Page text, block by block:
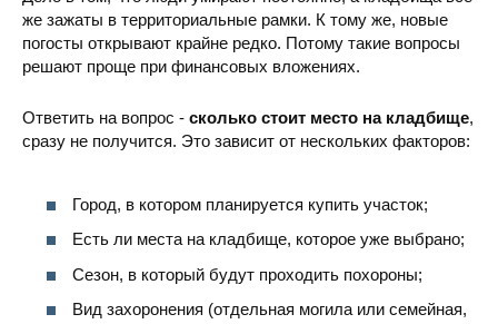
же зажаты в территориальные рамки. К тому же, новые
погосты открывают крайне редко. Потому такие вопросы
решают проще при финансовых вложениях.
Ответить на вопрос - сколько стоит место на кладбище,
сразу не получится. Это зависит от нескольких факторов:
Город, в котором планируется купить участок;
Есть ли места на кладбище, которое уже выбрано;
Сезон, в который будут проходить похороны;
Вид захоронения (отдельная могила или семейная,